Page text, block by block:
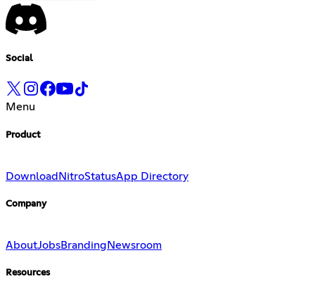
Social
Menu
Product
Download NitroStatusApp Directory
Company
AboutJobsBranding Newsroom
Resources